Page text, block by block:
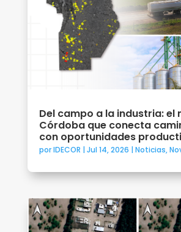
Del campo a la industria: el
Córdoba que conecta
con oportunidades
porIDECOR | Jul 14, 2026 | Noticias,